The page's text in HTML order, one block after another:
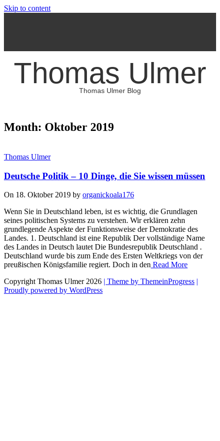
Skip to content
Thomas Ulmer
Thomas Ulmer Blog
Month: Oktober 2019
Thomas Ulmer
Deutsche Politik – 10 Dinge, die Sie wissen müssen
On 18. Oktober 2019 by organickoala176
Wenn Sie in Deutschland leben, ist es wichtig, die Grundlagen
seines politischen Systems zu verstehen. Wir erklären zehn
grundlegende Aspekte der Funktionsweise der Demokratie des
Landes. 1. Deutschland ist eine Republik Der vollständige Name
des Landes in Deutsch lautet Die Bundesrepublik Deutschland .
Deutschland wurde bis zum Ende des Ersten Weltkriegs von der
preußischen Königsfamilie regiert. Doch in den Read More
Copyright Thomas Ulmer 2026 | Theme by ThemeinProgress |
Proudly powered by WordPress